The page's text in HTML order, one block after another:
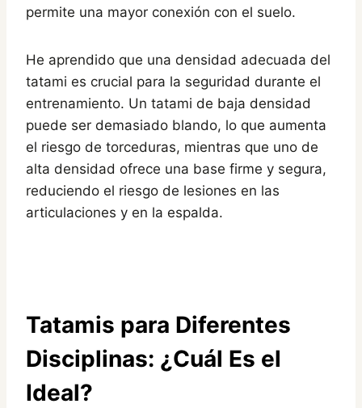
permite una mayor conexión con el suelo.
He aprendido que una densidad adecuada del
tatami es crucial para la seguridad durante el
entrenamiento. Un tatami de baja densidad
puede ser demasiado blando, lo que aumenta
el riesgo de torceduras, mientras que uno de
alta densidad ofrece una base firme y segura,
reduciendo el riesgo de lesiones en las
articulaciones y en la espalda.
Tatamis para Diferentes
Disciplinas: ¿Cuál Es el
Ideal?